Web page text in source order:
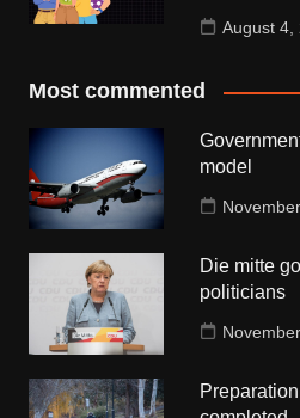
August 4,
Most commented
model
Die mitte
politicians